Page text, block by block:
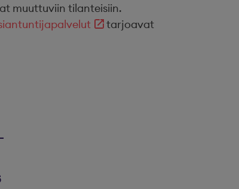
muuttuviin tilanteisiin.
tarjoavat